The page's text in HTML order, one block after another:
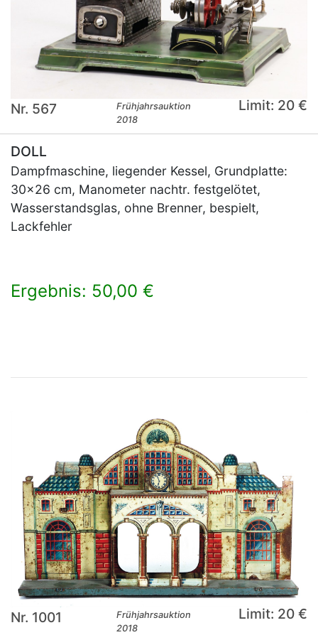
Nr. 567
Frühjahrsauktion
2018
Limit: 20 €
DOLL
Dampfmaschine, liegender Kessel, Grundplatte:
30x26 cm, Manometer nachtr. festgelötet,
Wasserstandsglas, ohne Brenner, bespielt,
Lackfehler
Ergebnis: 50,00 €
Nr. 1001
Frühjahrsauktion
2018
Limit: 20 €